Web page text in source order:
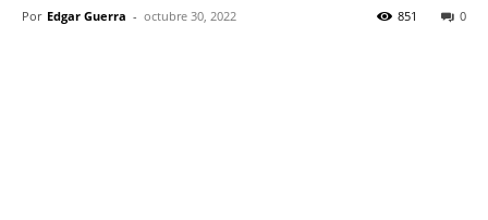
Por Edgar Guerra - octubre 30, 2022 0
851